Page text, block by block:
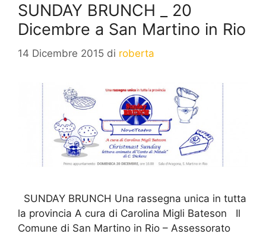
SUNDAY BRUNCH _ 20
Dicembre a San Martino in Rio
14 Dicembre 2015 di roberta
SUNDAY BRUNCH Una rassegna unica in tutta
la provincia A cura di Carolina Migli Bateson Il
Comune di San Martino in Rio – Assessorato